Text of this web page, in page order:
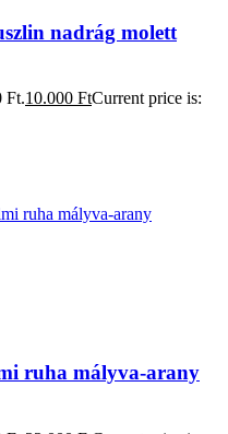
nadrág molett
Ft.10.000 FtCurrent price is:
ruha mályva-arany